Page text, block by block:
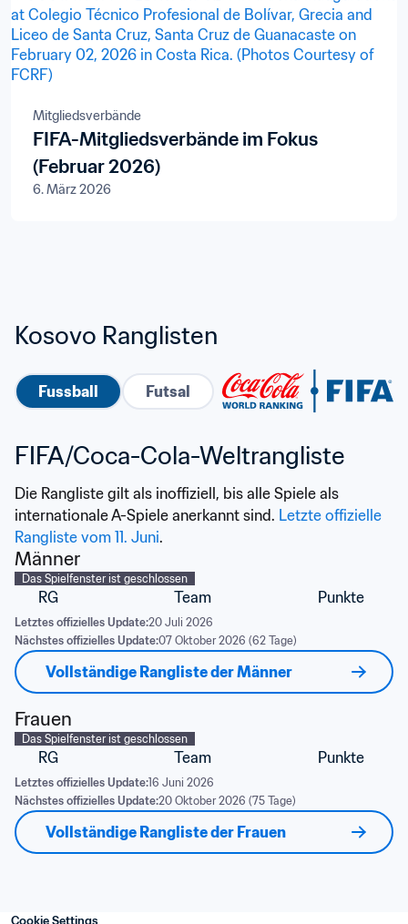
Mitgliedsverbände
FIFA-Mitgliedsverbände im Fokus
(Februar 2026)
6. März 2026
Kosovo Ranglisten
Fussball Futsal
FIFA/Coca-Cola-Weltrangliste
Die Rangliste gilt als inoffiziell, bis alle Spiele als
internationale A-Spiele anerkannt sind. Letzte offizielle
Rangliste vom 11. Juni.
Männer
Das Spielfenster ist geschlossen
RG Team Punkte
Letztes offizielles Update:20 Juli 2026
Nächstes offizielles Update:07 Oktober 2026 (62 Tage)
Vollständige Rangliste der Männer
Frauen
Das Spielfenster ist geschlossen
RG Team Punkte
Letztes offizielles Update:16 Juni 2026
Nächstes offizielles Update:20 Oktober 2026 (75 Tage)
Vollständige Rangliste der Frauen
Cookie Settings